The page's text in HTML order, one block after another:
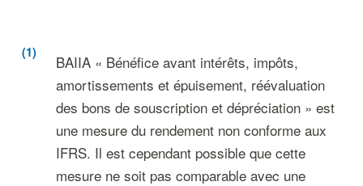
(1)
BAIIA « Bénéfice avant intérêts, impôts,
amortissements et épuisement, réévaluation
des bons de souscription et dépréciation » est
une mesure du rendement non conforme aux
IFRS. Il est cependant possible que cette
mesure ne soit pas comparable avec une